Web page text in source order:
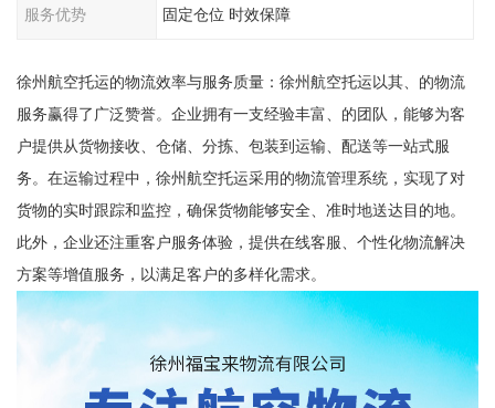
服务优势 固定仓位 时效保障
徐州航空托运的物流效率与服务质量：徐州航空托运以其、的物流
服务赢得了广泛赞誉。企业拥有一支经验丰富、的团队，能够为客
户提供从货物接收、仓储、分拣、包装到运输、配送等一站式服
务。在运输过程中，徐州航空托运采用的物流管理系统，实现了对
货物的实时跟踪和监控，确保货物能够安全、准时地送达目的地。
此外，企业还注重客户服务体验，提供在线客服、个性化物流解决
方案等增值服务，以满足客户的多样化需求。